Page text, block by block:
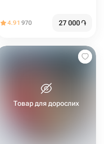
4.91 970 27 000֏
Товар для дорослих